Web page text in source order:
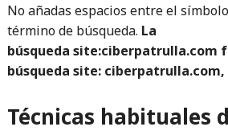
No añadas espacios entre el
término de búsqueda. La
búsqueda site:ciberpatrulla.com
búsqueda site: ciberpatrulla.com,
Técnicas habituales